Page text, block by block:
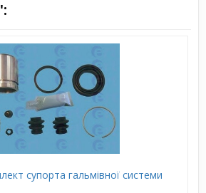
супорта гальмівної системи